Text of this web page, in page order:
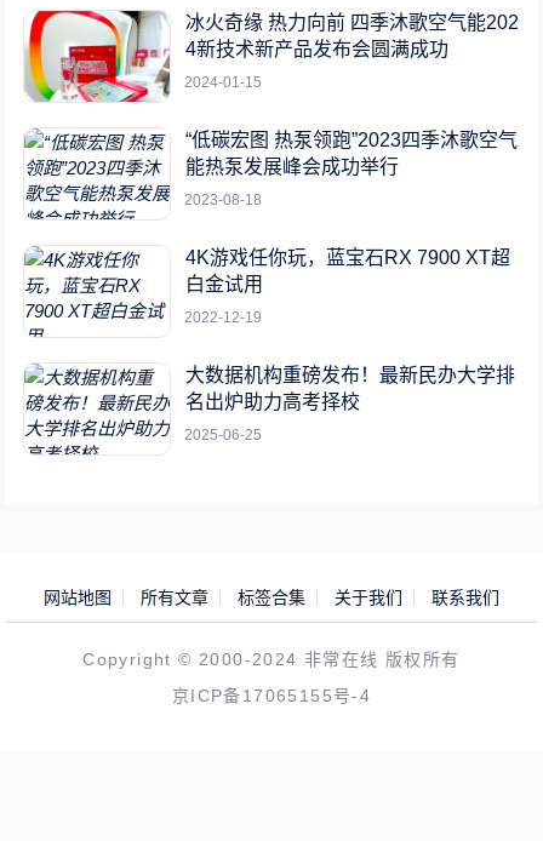
冰火奇缘 热力向前 四季沐歌空气能202
4新技术新产品发布会圆满成功
2024-01-15
“低碳宏图 热泵领跑”2023四季沐歌空气
能热泵发展峰会成功举行
2023-08-18
4K游戏任你玩，蓝宝石RX 7900 XT超
白金试用
2022-12-19
大数据机构重磅发布！最新民办大学排
名出炉助力高考择校
2025-06-25
网站地图 所有文章 标签合集 关于我们 联系我们
Copyright © 2000-2024 非常在线 版权所有
京ICP备17065155号-4